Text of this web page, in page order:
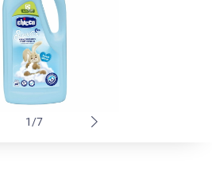
1/7